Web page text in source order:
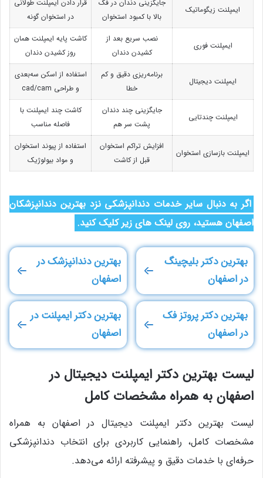
ایمپلنت زیگوماتیک
جایگزینی دندان در فک
بالا با کمبود استخوان
قرار دادن ایمپلنت طولانی
در استخوان گونه
ایمپلنت فوری
نصب سریع بعد از
کشیدن دندان
کاشت پایه ایمپلنت همان
روز کشیدن دندان
ایمپلنت دیجیتال
برنامه‌ریزی دقیق و کم
خطا
استفاده از اسکن سه‌بعدی
و طراحی cad/cam
ایمپلنت چندتایی
جایگزینی چند دندان
پشت سر هم
کاشت چند ایمپلنت با
فاصله مناسب
ایمپلنت بازسازی استخوان
افزایش تراکم استخوان
قبل از کاشت
استفاده از پیوند استخوان
و مواد بیولوژیک
اگر به دنبال سایر خدمات دندانپزشکی نزد بهترین دندانپزشکان
اصفهان هستید، روی لینک های زیر کلیک کنید.
بهترین دکتر بلیچینگ
در اصفهان
بهترین دندانپزشک در
اصفهان
بهترین دکتر پروتز فک
در اصفهان
بهترین دکتر ایمپلنت در
اصفهان
لیست بهترین دکتر ایمپلنت دیجیتال در
اصفهان به همراه مشخصات کامل
لیست بهترین دکتر ایمپلنت دیجیتال در اصفهان به همراه
مشخصات کامل، راهنمایی کاربردی برای انتخاب دندانپزشکی
حرفه‌ای با خدمات دقیق و پیشرفته ارائه می‌دهد.